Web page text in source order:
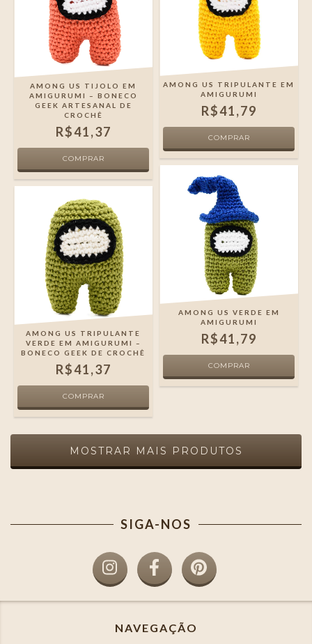
AMONG US TIJOLO EM
AMIGURUMI – BONECO
GEEK ARTESANAL DE
CROCHÊ
R$41,37
AMONG US TRIPULANTE EM
AMIGURUMI
R$41,79
AMONG US TRIPULANTE
VERDE EM AMIGURUMI –
BONECO GEEK DE CROCHÊ
R$41,37
AMONG US VERDE EM
AMIGURUMI
R$41,79
MOSTRAR MAIS PRODUTOS
SIGA-NOS
NAVEGAÇÃO